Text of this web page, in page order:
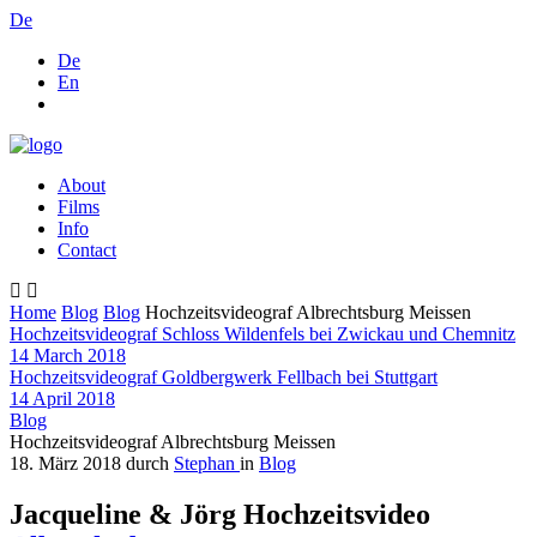
De
De
En
About
Films
Info
Contact
Home Blog Blog Hochzeitsvideograf Albrechtsburg Meissen
Hochzeitsvideograf Schloss Wildenfels bei Zwickau und Chemnitz
14 March 2018
Hochzeitsvideograf Goldbergwerk Fellbach bei Stuttgart
14 April 2018
Blog
Hochzeitsvideograf Albrechtsburg Meissen
18. März 2018 durch Stephan in Blog
Jacqueline & Jörg Hochzeitsvideo